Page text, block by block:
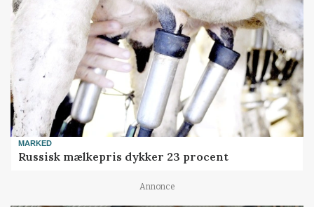
MARKED
Russisk mælkepris dykker 23 procent
Annonce